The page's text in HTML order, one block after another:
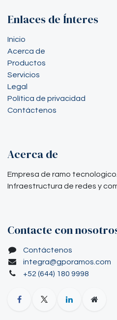
Enlaces de Ínteres
Inicio
Acerca de
Productos
Servicios
Legal
Política de privacidad
Contáctenos
Acerca de
Empresa de ramo
Infraestructura de redes y
Contacte con
Contáctenos
integra@gporamos.com
+52 (644) 180 9998